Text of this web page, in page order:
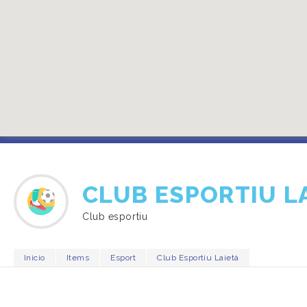
CLUB ESPORTIU
Club esportiu
Inicio Items Esport Club Esportiu Laietà